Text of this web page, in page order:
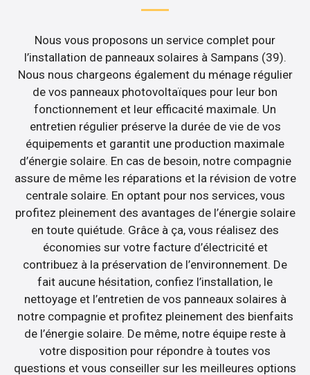
Nous vous proposons un service complet pour
l’installation de panneaux solaires à Sampans (39).
Nous nous chargeons également du ménage régulier
de vos panneaux photovoltaïques pour leur bon
fonctionnement et leur efficacité maximale. Un
entretien régulier préserve la durée de vie de vos
équipements et garantit une production maximale
d’énergie solaire. En cas de besoin, notre compagnie
assure de même les réparations et la révision de votre
centrale solaire. En optant pour nos services, vous
profitez pleinement des avantages de l’énergie solaire
en toute quiétude. Grâce à ça, vous réalisez des
économies sur votre facture d’électricité et
contribuez à la préservation de l’environnement. De
fait aucune hésitation, confiez l’installation, le
nettoyage et l’entretien de vos panneaux solaires à
notre compagnie et profitez pleinement des bienfaits
de l’énergie solaire. De même, notre équipe reste à
votre disposition pour répondre à toutes vos
questions et vous conseiller sur les meilleures options